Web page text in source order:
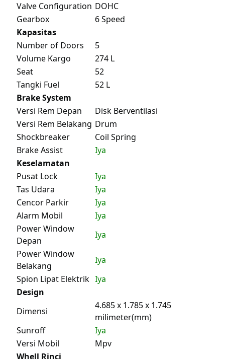
Valve Configuration DOHC
Gearbox
6 Speed
Kapasitas
Number of Doors
5
Volume Kargo
274 L
Seat
52
Tangki Fuel
52 L
Brake System
Versi Rem Depan
Disk Berventilasi
Versi Rem Belakang Drum
Shockbreaker
Coil Spring
Brake Assist
Iya
Keselamatan
Pusat Lock
Iya
Tas Udara
Iya
Cencor Parkir
Iya
Alarm Mobil
Iya
Power Window
Depan
Iya
Power Window
Belakang
Iya
Spion Lipat Elektrik Iya
Design
Dimensi
4.685 x 1.785 x 1.745
milimeter(mm)
Sunroff
Iya
Versi Mobil
Mpv
Whell Rinci